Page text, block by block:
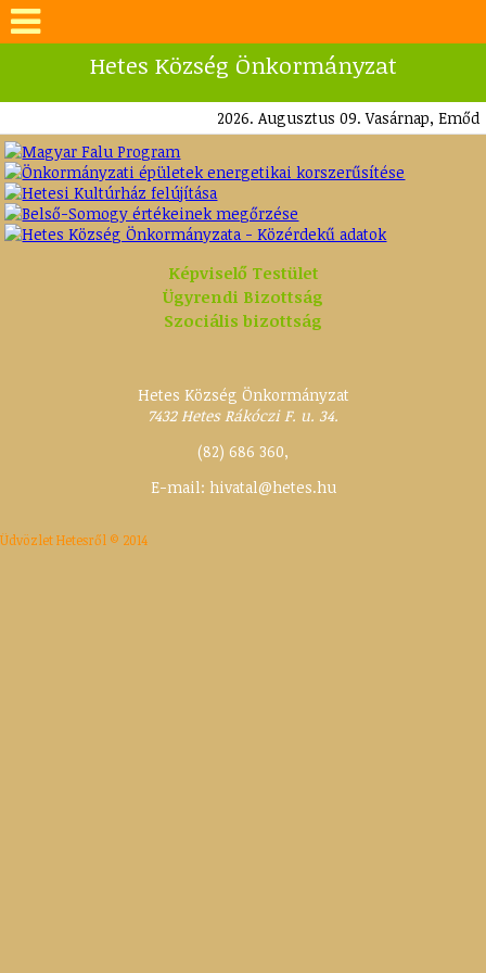
Hetes Község Önkormányzat
2026. Augusztus 09. Vasárnap, Emőd
Képviselő Testület
Ügyrendi Bizottság
Szociális bizottság
Hetes Község Önkormányzat
7432 Hetes Rákóczi F. u. 34.
(82) 686 360,
E-mail: hivatal@hetes.hu
Üdvözlet Hetesről © 2014